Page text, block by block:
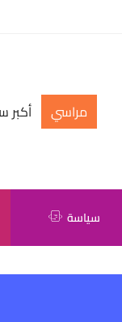
مراسي أكبر
سياسة